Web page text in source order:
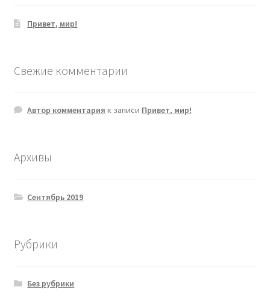
Привет, мир!
Свежие комментарии
Автор комментария к записи Привет, мир!
Архивы
Сентябрь 2019
Рубрики
Без рубрики